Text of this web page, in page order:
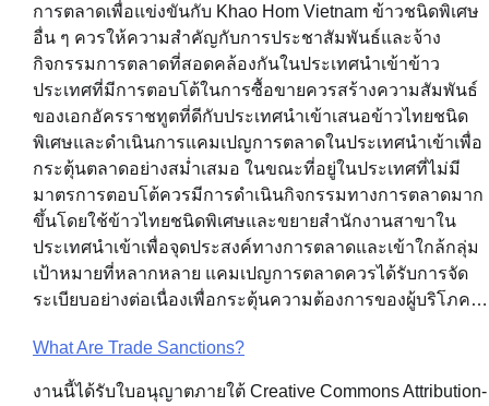
การตลาดเพื่อแข่งขันกับ Khao Hom Vietnam ข้าวชนิดพิเศษ
อื่น ๆ ควรให้ความสำคัญกับการประชาสัมพันธ์และจ้าง
กิจกรรมการตลาดที่สอดคล้องกันในประเทศนำเข้าข้าว
ประเทศที่มีการตอบโต้ในการซื้อขายควรสร้างความสัมพันธ์
ของเอกอัครราชทูตที่ดีกับประเทศนำเข้าเสนอข้าวไทยชนิด
พิเศษและดำเนินการแคมเปญการตลาดในประเทศนำเข้าเพื่อ
กระตุ้นตลาดอย่างสม่ำเสมอ ในขณะที่อยู่ในประเทศที่ไม่มี
มาตรการตอบโต้ควรมีการดำเนินกิจกรรมทางการตลาดมาก
ขึ้นโดยใช้ข้าวไทยชนิดพิเศษและขยายสำนักงานสาขาใน
ประเทศนำเข้าเพื่อจุดประสงค์ทางการตลาดและเข้าใกล้กลุ่ม
เป้าหมายที่หลากหลาย แคมเปญการตลาดควรได้รับการจัด
ระเบียบอย่างต่อเนื่องเพื่อกระตุ้นความต้องการของผู้บริโภค…
What Are Trade Sanctions?
งานนี้ได้รับใบอนุญาตภายใต้ Creative Commons Attribution-